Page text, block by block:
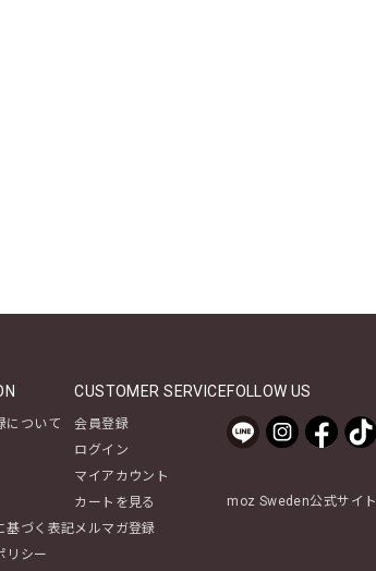
について
基づく表記
リシー
CUSTOMER SERVICE
会員登録
ログイン
マイアカウント
カートを見る
メルマガ登録
FOLLOW US
moz Sweden公式サイト